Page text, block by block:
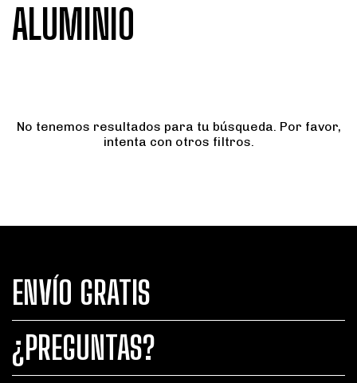
ALUMINIO
No tenemos resultados para tu búsqueda. Por favor,
intenta con otros filtros.
ENVÍO GRATIS
¿PREGUNTAS?